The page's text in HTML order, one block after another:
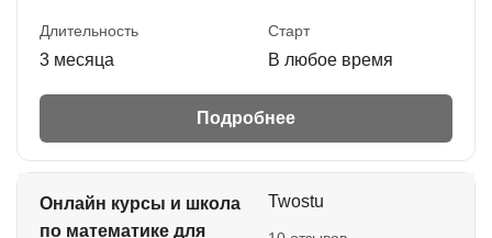
Длительность
3 месяца
Старт
В любое время
Подробнее
Онлайн курсы и школа
по математике для
Twostu